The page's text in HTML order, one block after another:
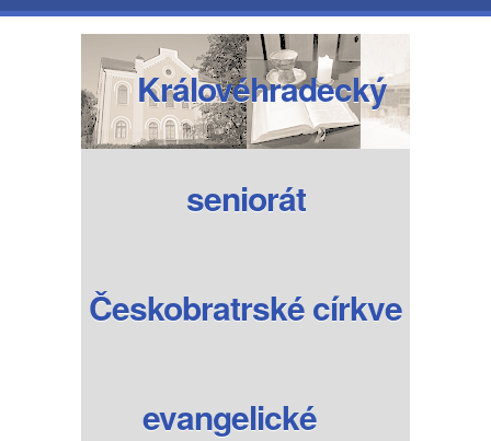
Přejít k hlavnímu obsahu
Královéhradecký
seniorát
Českobratrské církve
evangelické